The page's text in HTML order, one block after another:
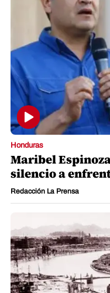
Honduras
Maribel
silencio a
Redacción La Prensa